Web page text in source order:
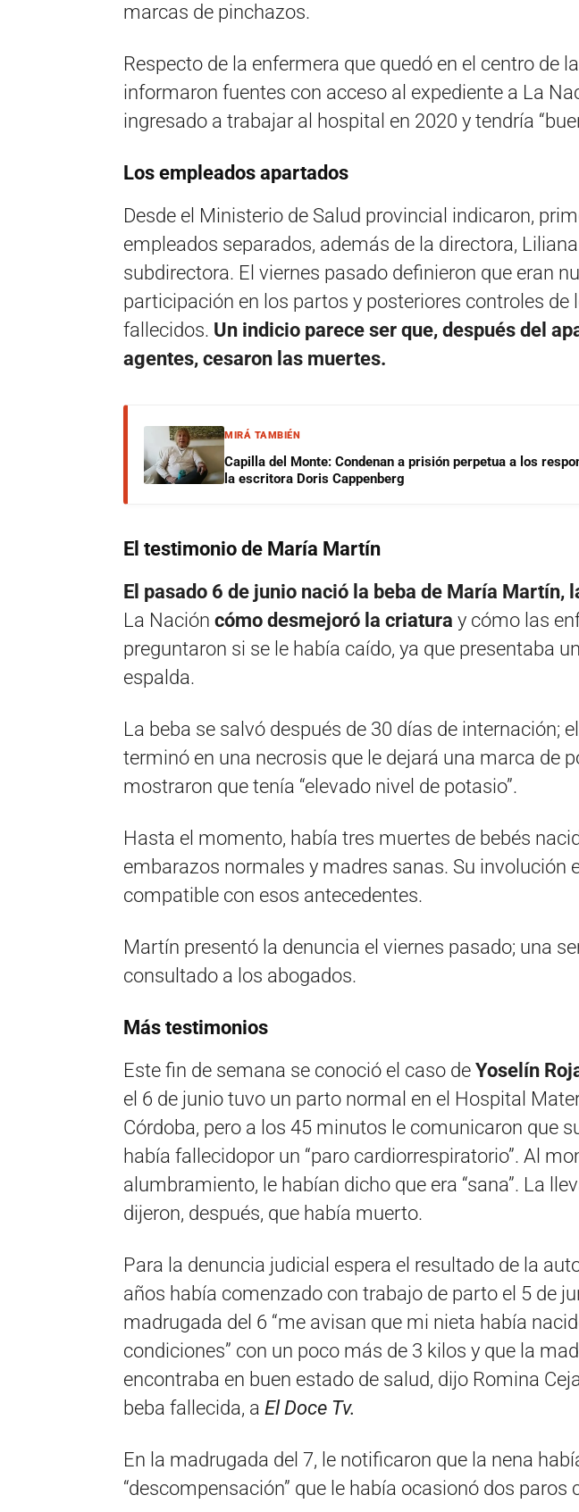
marcas de pinchazos.
Respecto de la enfermera que quedó en el centro de
informaron fuentes con acceso al expediente a La
ingresado a trabajar al hospital en 2020 y tendría
Los empleados apartados
Desde el Ministerio de Salud provincial indicaron,
empleados separados, además de la directora,
subdirectora. El viernes pasado definieron que eran
participación en los partos y posteriores controles de
fallecidos. Un indicio parece ser que, después del
agentes, cesaron las muertes.
MIRÁ TAMBIÉN
Capilla del Monte: Condenan a prisión perpetua a los
la escritora Doris Cappenberg
El testimonio de María Martín
El pasado 6 de junio nació la beba de María Martín,
La Nación cómo desmejoró la criatura y cómo las
preguntaron si se le había caído, ya que presentaba
espalda.
La beba se salvó después de 30 días de internación;
terminó en una necrosis que le dejará una marca de
mostraron que tenía “elevado nivel de potasio”.
Hasta el momento, había tres muertes de bebés
embarazos normales y madres sanas. Su involución
compatible con esos antecedentes.
Martín presentó la denuncia el viernes pasado; una
consultado a los abogados.
Más testimonios
Este fin de semana se conoció el caso de Yoselín
el 6 de junio tuvo un parto normal en el Hospital
Córdoba, pero a los 45 minutos le comunicaron que
había fallecidopor un “paro cardiorrespiratorio”. Al
alumbramiento, le habían dicho que era “sana”. La
dijeron, después, que había muerto.
Para la denuncia judicial espera el resultado de la
años había comenzado con trabajo de parto el 5 de
madrugada del 6 “me avisan que mi nieta había
condiciones” con un poco más de 3 kilos y que la
encontraba en buen estado de salud, dijo Romina
beba fallecida, a El Doce Tv.
En la madrugada del 7, le notificaron que la nena
“descompensación” que le había ocasionó dos paros